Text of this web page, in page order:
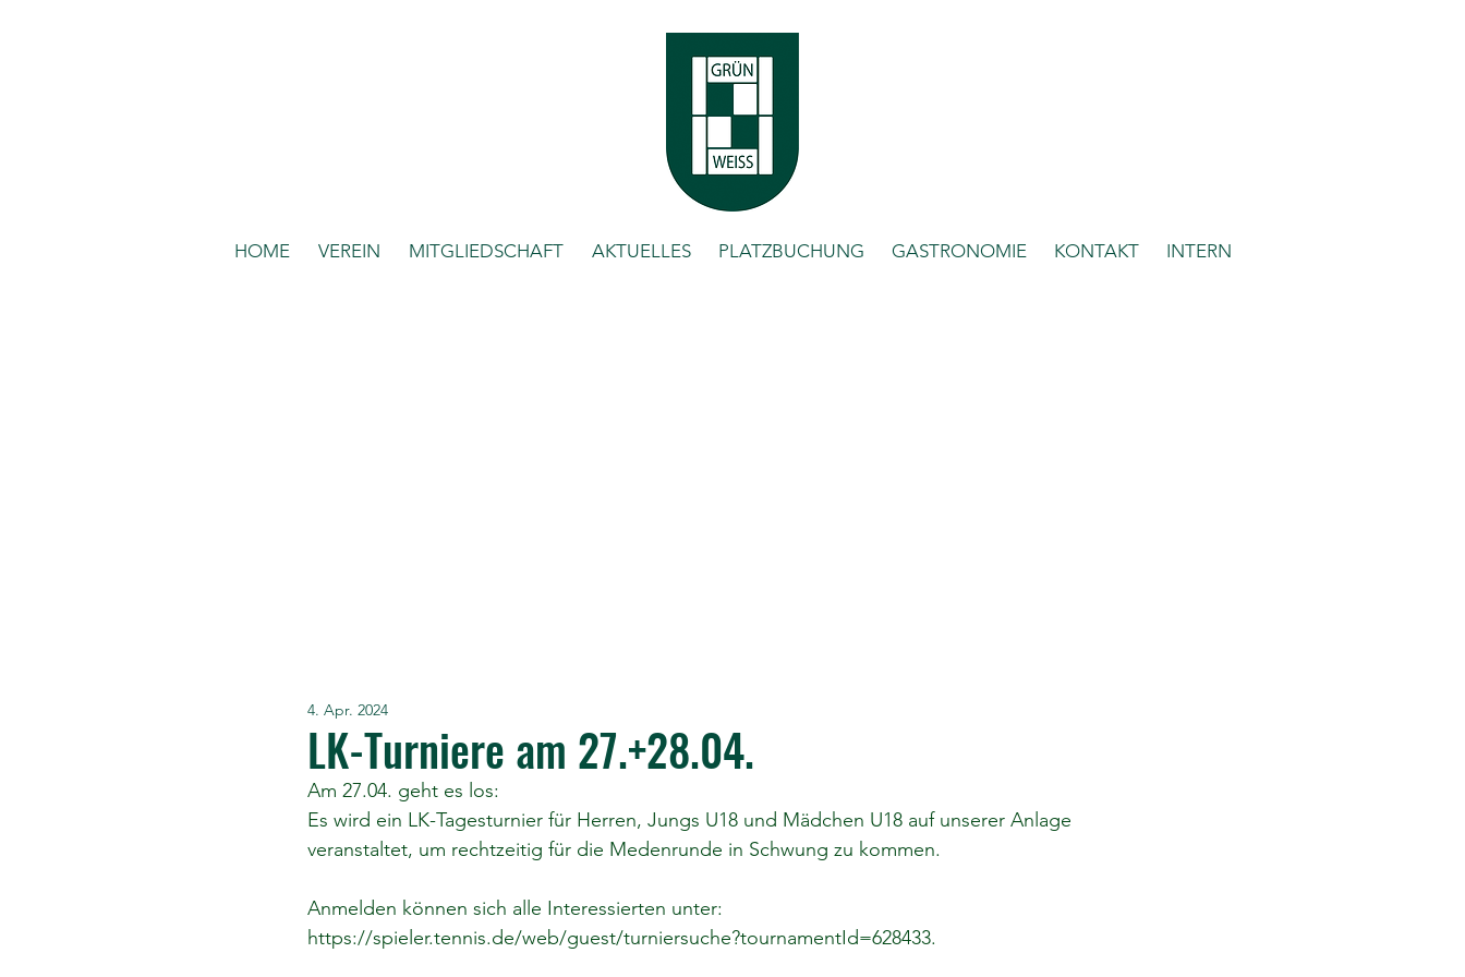
HOME VEREIN MITGLIEDSCHAFT AKTUELLES PLATZBUCHUNG GASTRONOMIE KONTAKT INTERN
LK-Turniere am 27.+28.04.
4. Apr. 2024
Am 27.04. geht es los:
Es wird ein LK-Tagesturnier für Herren, Jungs U18 und Mädchen U18 auf unserer Anlage
veranstaltet, um rechtzeitig für die Medenrunde in Schwung zu kommen.
Anmelden können sich alle Interessierten unter:
https://spieler.tennis.de/web/guest/turniersuche?tournamentId=628433.